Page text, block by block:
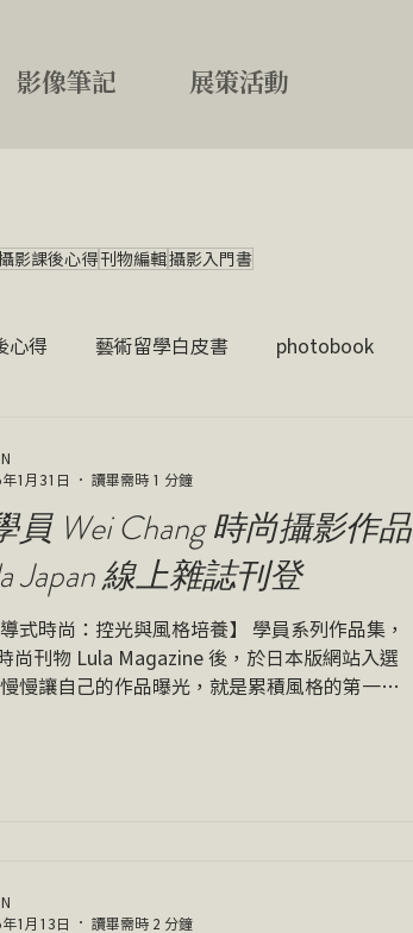
影像筆記 展策活動
影課後心得刊物編輯攝影入門書
心得 藝術留學白皮書 photobook
員 Wei Chang 時尚攝影作品
Japan 線上雜誌刊登
尚：控光與風格培養】 學員系列作品集，
尚刊物 Lula Magazine 後，於日本版網站入選
慢讓自己的作品曝光，就是累積風格的第一步
1月31日
讀畢需時 1 分鐘
1月13日
讀畢需時 2 分鐘